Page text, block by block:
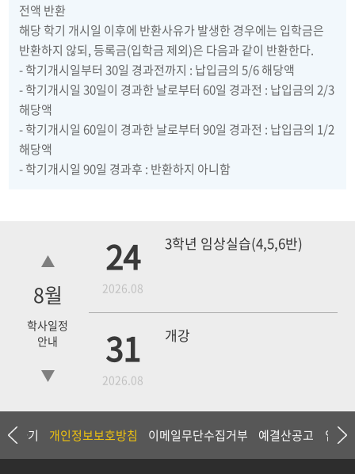
전액 반환
해당 학기 개시일 이후에 반환사유가 발생한 경우에는 입학금은
반환하지 않되, 등록금(입학금 제외)은 다음과 같이 반환한다.
- 학기개시일부터 30일 경과전까지 : 납입금의 5/6 해당액
- 학기개시일 30일이 경과한 날로부터 60일 경과전 : 납입금의 2/3
해당액
- 학기개시일 60일이 경과한 날로부터 90일 경과전 : 납입금의 1/2
해당액
- 학기개시일 90일 경과후 : 반환하지 아니함
8월
학사일정
안내
24
2026.08
3학년 임상실습(4,5,6반)
31
2026.08
개강
18 4학년 1차 모의고사
담하기 개인정보보호방침 이메일무단수집거부 예결산공고 입찰